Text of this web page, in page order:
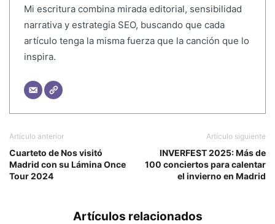
Mi escritura combina mirada editorial, sensibilidad
narrativa y estrategia SEO, buscando que cada
artículo tenga la misma fuerza que la canción que lo
inspira.
Artículo anterior
Cuarteto de Nos visitó
Madrid con su Lámina Once
Tour 2024
Artículo siguiente
INVERFEST 2025: Más de
100 conciertos para calentar
el invierno en Madrid
Artículos relacionados